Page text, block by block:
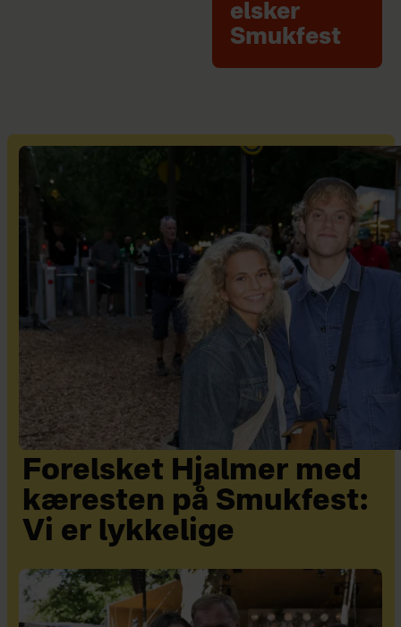
elsker
Smukfest
Forelsket Hjalmer med
kæresten på Smukfest:
Vi er lykkelige